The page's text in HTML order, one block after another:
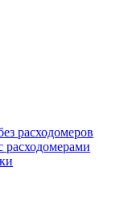
расходомеров